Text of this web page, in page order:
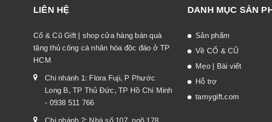
LIÊN HỆ
Cổ & Cũ Gift | shop cửa hàng bán quà
tặng thủ công cá nhân hóa độc đáo ở TP
HCM
Chi nhánh 1: Flora Fuji, P Phước
Long B, TP Thủ Đức, TP Hồ Chí Minh
- 0938 511 766
Chi nhánh 2: Nhà số 107, ngõ 178
DANH MỤC SẢN
Sản phẩm
Về CỔ & CŨ
Mẹo | Bài viết
Hỗ trợ
tamygift.com